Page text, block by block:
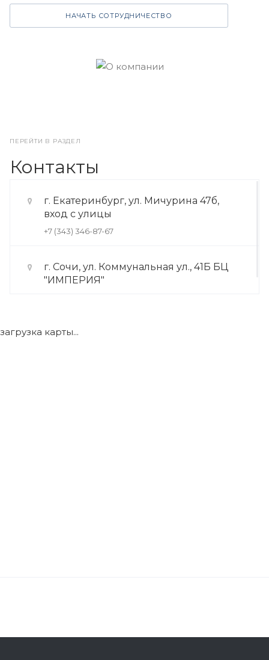
НАЧАТЬ СОТРУДНИЧЕСТВО
ПЕРЕЙТИ В РАЗДЕЛ
Контакты
г. Екатеринбург, ул. Мичурина 47б,
вход с улицы
+7 (343) 346-87-67
г. Сочи, ул. Коммунальная ул., 41Б БЦ
"ИМПЕРИЯ"
загрузка карты...